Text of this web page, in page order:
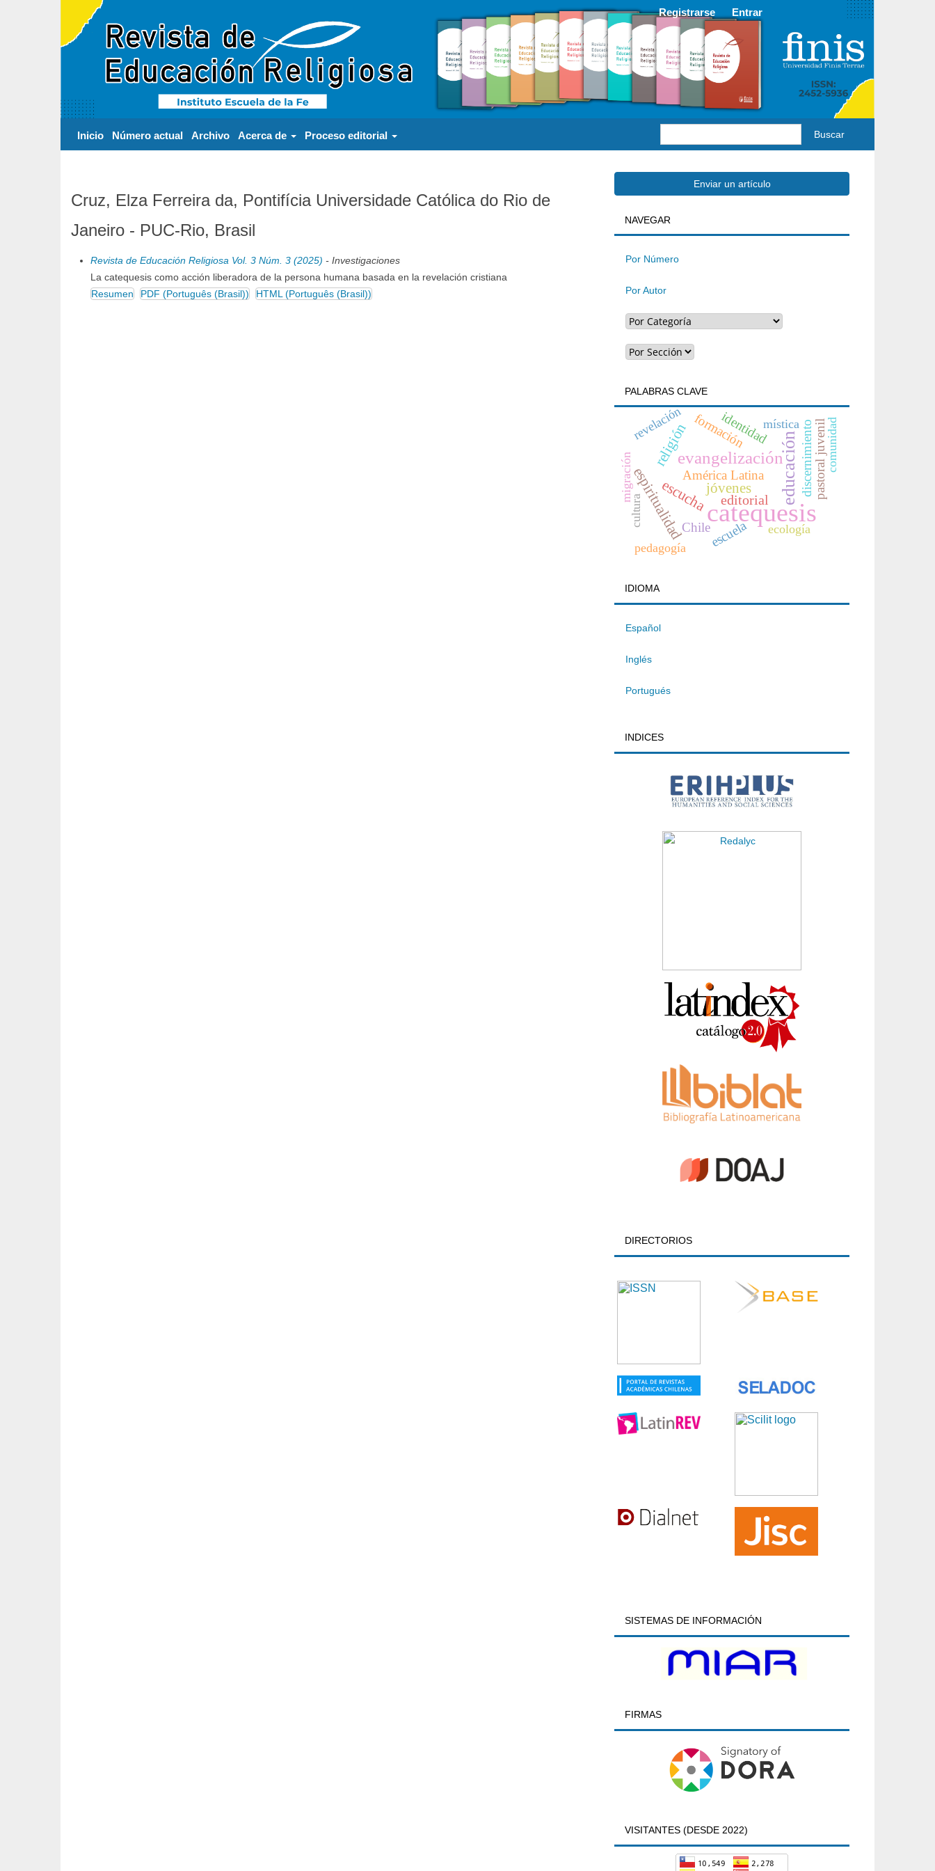
Registrarse Entrar
Inicio Número actual Archivo Acerca de Proceso editorial Buscar
Cruz, Elza Ferreira da, Pontifícia Universidade Católica do Rio de
Janeiro - PUC-Rio, Brasil
Revista de Educación Religiosa Vol. 3 Núm. 3 (2025) - Investigaciones
La catequesis como acción liberadora de la persona humana basada en la revelación cristiana
Resumen
PDF (Português (Brasil)) HTML (Português (Brasil))
Enviar
un
artículo
Enviar un artículo
BUSQUEDA
NAVEGAR
Por Número
Por Autor
PALABRAS CLAVE
catequesis
educación
evangelización
escuchajóvenes
espiritualidad
religión
editorial
Chile
formación discernimientopastoral juvenil
América Latina
escuela
identidad
migración
cultura
mística
revelación comunidad
ecología
pedagogía
IDIOMA
Español
Inglés
Portugués
INDICES
DIRECTORIOS
SISTEMAS DE INFORMACIÓN
FIRMAS
VISITANTES (DESDE 2022)